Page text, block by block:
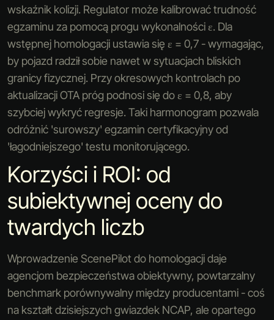
wskaźnik kolizji. Regulator może kalibrować trudność
egzaminu za pomocą progu wykonalności ε. Dla
wstępnej homologacji ustawia się ε = 0,7 - wymagając,
by pojazd radził sobie nawet w sytuacjach bliskich
granicy fizycznej. Przy okresowych kontrolach po
aktualizacji OTA próg podnosi się do ε = 0,8, aby
szybciej wykryć regresje. Taki harmonogram pozwala
odróżnić 'surowszy' egzamin certyfikacyjny od
'łagodniejszego' testu monitorującego.
Korzyści i ROI: od
subiektywnej oceny do
twardych liczb
Wprowadzenie ScenePilot do homologacji daje
agencjom bezpieczeństwa obiektywny, powtarzalny
benchmark porównywalny między producentami - coś
na kształt dzisiejszych gwiazdek NCAP, ale opartego